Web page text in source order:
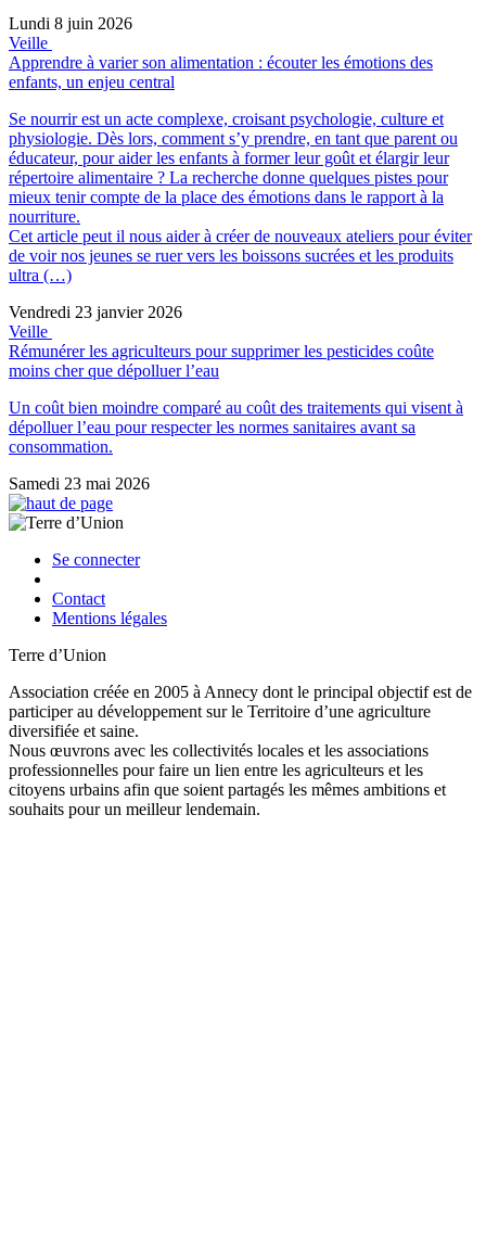
Lundi 8 juin 2026
Veille
Apprendre à varier son alimentation : écouter les émotions des
enfants, un enjeu central
Se nourrir est un acte complexe, croisant psychologie, culture et
physiologie. Dès lors, comment s’y prendre, en tant que parent ou
éducateur, pour aider les enfants à former leur goût et élargir leur
répertoire alimentaire ? La recherche donne quelques pistes pour
mieux tenir compte de la place des émotions dans le rapport à la
nourriture.
Cet article peut il nous aider à créer de nouveaux ateliers pour éviter
de voir nos jeunes se ruer vers les boissons sucrées et les produits
ultra (…)
Vendredi 23 janvier 2026
Veille
Rémunérer les agriculteurs pour supprimer les pesticides coûte
moins cher que dépolluer l’eau
Un coût bien moindre comparé au coût des traitements qui visent à
dépolluer l’eau pour respecter les normes sanitaires avant sa
consommation.
Samedi 23 mai 2026
Se connecter
Contact
Mentions légales
Terre d’Union
Association créée en 2005 à Annecy dont le principal objectif est de
participer au développement sur le Territoire d’une agriculture
diversifiée et saine.
Nous œuvrons avec les collectivités locales et les associations
professionnelles pour faire un lien entre les agriculteurs et les
citoyens urbains afin que soient partagés les mêmes ambitions et
souhaits pour un meilleur lendemain.